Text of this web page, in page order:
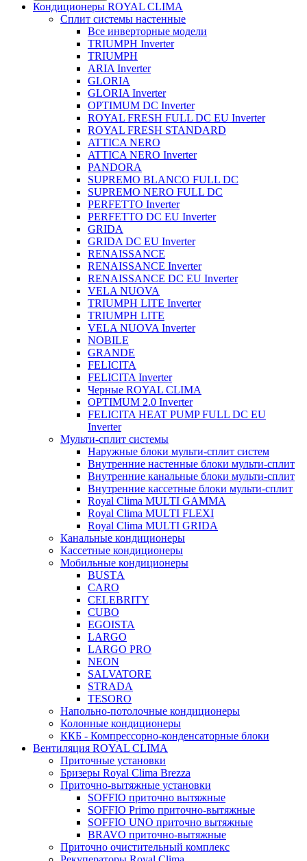
Кондиционеры ROYAL CLIMA
Сплит системы настенные
Все инверторные модели
TRIUMPH Inverter
TRIUMPH
ARIA Inverter
GLORIA
GLORIA Inverter
OPTIMUM DC Inverter
ROYAL FRESH FULL DC EU Inverter
ROYAL FRESH STANDARD
ATTICA NERO
ATTICA NERO Inverter
PANDORA
SUPREMO BLANCO FULL DC
SUPREMO NERO FULL DC
PERFETTO Inverter
PERFETTO DC EU Inverter
GRIDA
GRIDA DC EU Inverter
RENAISSANCE
RENAISSANCE Inverter
RENAISSANCE DC EU Inverter
VELA NUOVA
TRIUMPH LITE Inverter
TRIUMPH LITE
VELA NUOVA Inverter
NOBILE
GRANDE
FELICITA
FELICITA Inverter
Черные ROYAL CLIMA
OPTIMUM 2.0 Inverter
FELICITA HEAT PUMP FULL DC EU
Inverter
Мульти-сплит системы
Наружные блоки мульти-сплит систем
Внутренние настенные блоки мульти-сплит
Внутренние канальные блоки мульти-сплит
Внутренние кассетные блоки мульти-сплит
Royal Clima MULTI GAMMA
Royal Clima MULTI FLEXI
Royal Clima MULTI GRIDA
Канальные кондиционеры
Кассетные кондиционеры
Мобильные кондиционеры
BUSTА
CARO
CELEBRITY
CUBO
EGOISTA
LARGO
LARGO PRO
NEON
SALVATORE
STRADA
TESORO
Напольно-потолочные кондиционеры
Колонные кондиционеры
ККБ - Компрессорно-конденсаторные блоки
Вентиляция ROYAL CLIMA
Приточные установки
Бризеры Royal Clima Brezza
Приточно-вытяжные установки
SOFFIO приточно вытяжные
SOFFIO Primo приточно-вытяжные
SOFFIO UNO приточно вытяжные
BRAVO приточно-вытяжные
Приточно очистительный комплекс